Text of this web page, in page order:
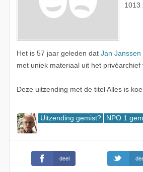
1013
Het is 57 jaar geleden dat Jan Janssen
met uniek materiaal uit het privéarchief
Deze uitzending met de titel Alles is
Uitzending gemist? NPO 1
deel